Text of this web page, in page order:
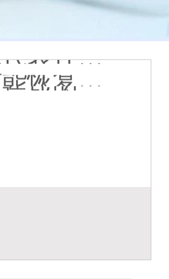
作用吗
么意思
正常色
成的
眼区分
斑好吗